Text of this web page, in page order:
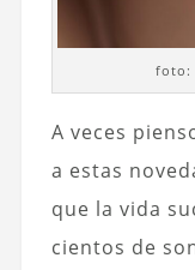
foto:
A veces
a estas
que la vida
cientos de